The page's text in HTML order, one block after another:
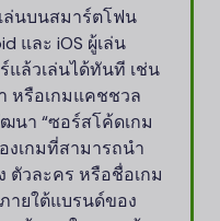
ล่นบนสมาร์ตโฟน
และ iOS ผู้เล่น
แล้วเล่นได้ทันที เช่น
หรือเกมแคชชวล
า “ซอร์สโค้ดเกม
เกมที่สามารถนำ
ตัวละคร หรือชื่อเกม
ายใต้แบรนด์ของ